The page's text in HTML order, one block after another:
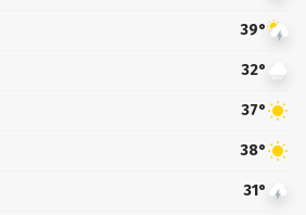
39°
32°
37°
38°
31°